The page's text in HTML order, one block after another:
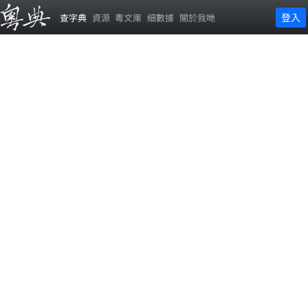
查字典 資源 粵文庫 細數據 關於我哋 登入